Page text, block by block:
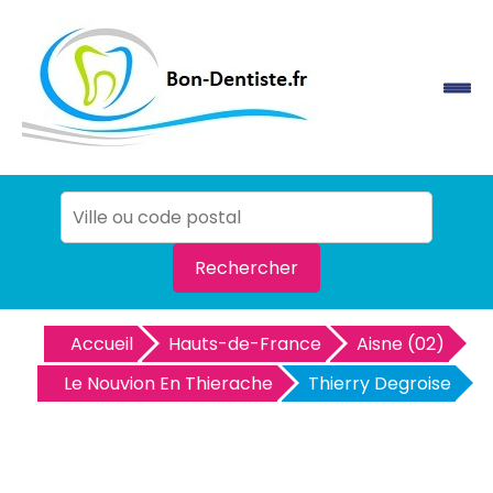
Rechercher
Accueil Hauts-de-France
Aisne (02)
Le Nouvion En Thierache
Thierry Degroise